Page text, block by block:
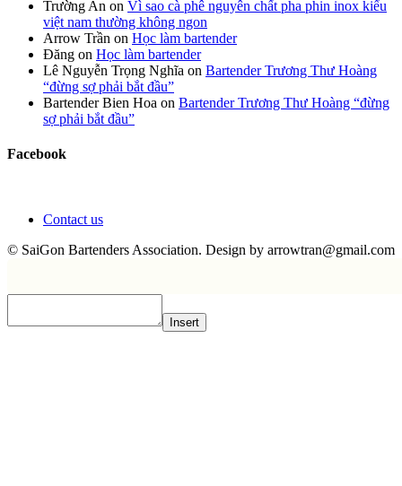
Trường An on Vì sao cà phê nguyên chất pha phin inox kiểu
việt nam thường không ngon
Arrow Trần on Học làm bartender
Đăng on Học làm bartender
Lê Nguyễn Trọng Nghĩa on Bartender Trương Thư Hoàng
“đừng sợ phải bắt đầu”
Bartender Bien Hoa on Bartender Trương Thư Hoàng “đừng
sợ phải bắt đầu”
Facebook
Contact us
© SaiGon Bartenders Association. Design by arrowtran@gmail.com
Insert